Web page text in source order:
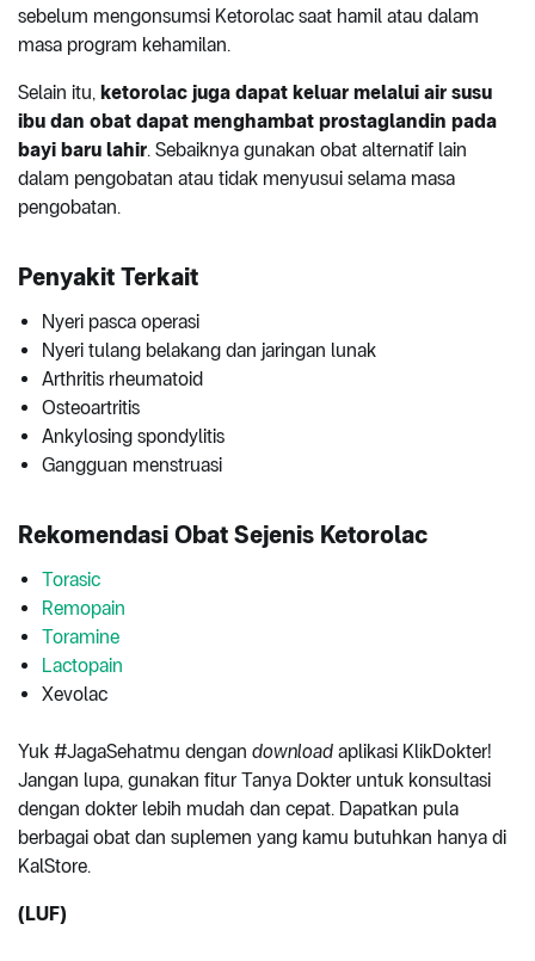
sebelum mengonsumsi Ketorolac saat hamil atau dalam
masa program kehamilan.
Selain itu, ketorolac juga dapat keluar melalui air susu
ibu dan obat dapat menghambat prostaglandin pada
bayi baru lahir. Sebaiknya gunakan obat alternatif lain
dalam pengobatan atau tidak menyusui selama masa
pengobatan.
Penyakit Terkait
Nyeri pasca operasi
Nyeri tulang belakang dan jaringan lunak
Arthritis rheumatoid
Osteoartritis
Ankylosing spondylitis
Gangguan menstruasi
Rekomendasi Obat Sejenis Ketorolac
Torasic
Remopain
Toramine
Lactopain
Xevolac
Yuk #JagaSehatmu dengan download aplikasi KlikDokter!
Jangan lupa, gunakan fitur Tanya Dokter untuk konsultasi
dengan dokter lebih mudah dan cepat. Dapatkan pula
berbagai obat dan suplemen yang kamu butuhkan hanya di
KalStore.
(LUF)